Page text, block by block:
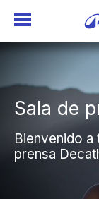
Sala de
Bienvenido a
prensa
Sala de
Bienvenido a
prensa